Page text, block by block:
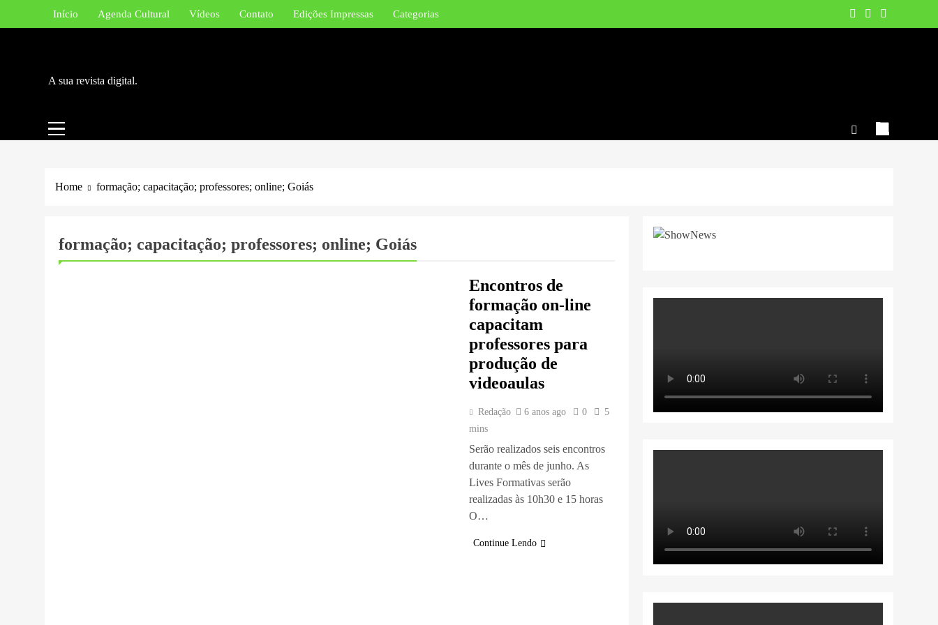
Início Agenda Cultural Vídeos Contato Edições Impressas Categorias
A sua revista digital.
Home formação; capacitação; professores; online; Goiás
formação; capacitação; professores; online; Goiás
Encontros de
formação on-line
capacitam
professores para
produção de
videoaulas
Redação 6 anos ago 0
5
mins
Serão realizados seis encontros
durante o mês de junho. As
Lives Formativas serão
realizadas às 10h30 e 15 horas
O…
Continue Lendo